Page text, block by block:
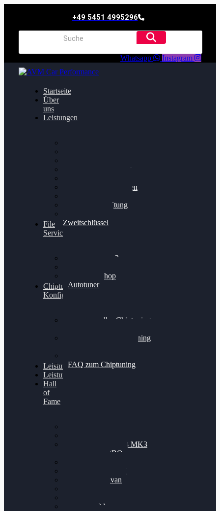
+49 5451 4995296
Whatsapp Instagram
Startseite
Über
uns
Leistungen
Getriebeoptimierung
Bremsscheiben planen
Felgenaufbereitung
Zweitschlüssel
File
Service
Alientech Kess3
Alientech Shop
Autotuner
Chiptuning
Konfigurator
Professionelles Chiptuning
Professionelles Chiptuning
FAQ zum Chiptuning
Leistungsmessung
Leistungsprüfstand
Hall
of
Fame
Nissan GT-R35 3.8 MK3
V6 TWINTURBO
VW Passat 2.0TDI
VW T6 Multivan
BMW 120d